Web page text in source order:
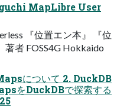
MapLibre User
『位置エン本』 『位
著者 FOSS4G Hokkaido
について 2. DuckDB
をDuckDBで探索する